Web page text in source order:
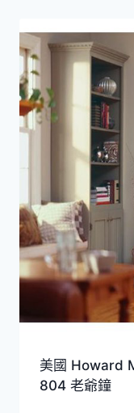
美國 Howard
804 老爺鐘